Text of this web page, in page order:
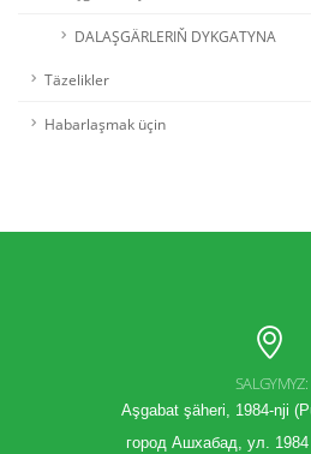
DALAŞGÄRLERIŇ DYKGATYNA
Täzelikler
Habarlaşmak üçin
SALGYMYZ:
Aşgabat şäheri, 1984-nji
город Ашхабад, ул.